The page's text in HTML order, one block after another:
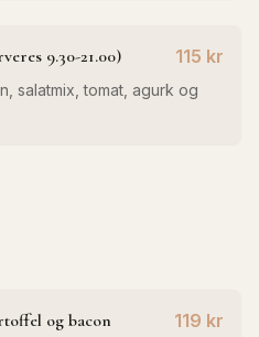
9.30-21.00) 115 kr
salatmix, tomat, agurk og
og bacon 119 kr